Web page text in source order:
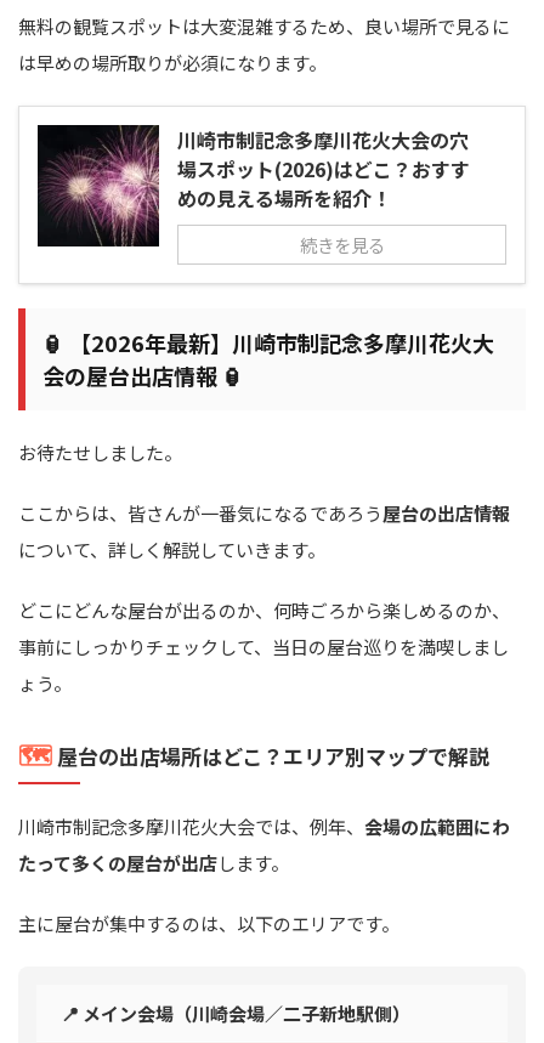
無料の観覧スポットは大変混雑するため、良い場所で見るに
は早めの場所取りが必須になります。
川崎市制記念多摩川花火大会の穴
場スポット(2026)はどこ？おすす
めの見える場所を紹介！
続きを見る
🏮 【2026年最新】川崎市制記念多摩川花火大
会の屋台出店情報 🏮
お待たせしました。
ここからは、皆さんが一番気になるであろう屋台の出店情報
について、詳しく解説していきます。
どこにどんな屋台が出るのか、何時ごろから楽しめるのか、
事前にしっかりチェックして、当日の屋台巡りを満喫しまし
ょう。
🗺️ 屋台の出店場所はどこ？エリア別マップで解説
川崎市制記念多摩川花火大会では、例年、 会場の広範囲にわ
たって多くの屋台が出店します。
主に屋台が集中するのは、以下のエリアです。
📍 メイン会場（川崎会場／二子新地駅側）